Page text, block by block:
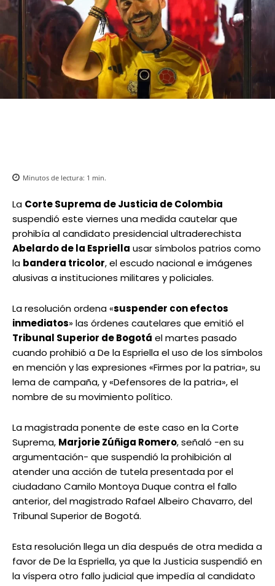
Minutos de lectura: 1 min.
La Corte Suprema de Justicia de Colombia
suspendió este viernes una medida cautelar que
prohibía al candidato presidencial ultraderechista
Abelardo de la Espriella usar símbolos patrios como
la bandera tricolor, el escudo nacional e imágenes
alusivas a instituciones militares y policiales.
La resolución ordena «suspender con efectos
inmediatos» las órdenes cautelares que emitió el
Tribunal Superior de Bogotá el martes pasado
cuando prohibió a De la Espriella el uso de los símbolos
en mención y las expresiones «Firmes por la patria», su
lema de campaña, y «Defensores de la patria», el
nombre de su movimiento político.
La magistrada ponente de este caso en la Corte
Suprema, Marjorie Zúñiga Romero, señaló -en su
argumentación- que suspendió la prohibición al
atender una acción de tutela presentada por el
ciudadano Camilo Montoya Duque contra el fallo
anterior, del magistrado Rafael Albeiro Chavarro, del
Tribunal Superior de Bogotá.
Esta resolución llega un día después de otra medida a
favor de De la Espriella, ya que la Justicia suspendió en
la víspera otro fallo judicial que impedía al candidato